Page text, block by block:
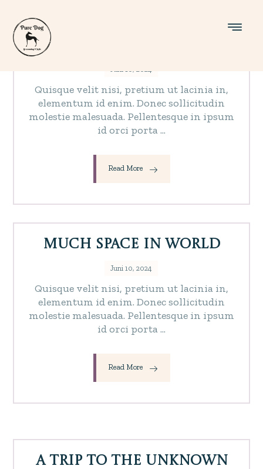
Juni 10, 2024
Quisque velit nisi, pretium ut lacinia in,
elementum id enim. Donec sollicitudin
molestie malesuada. Pellentesque in ipsum
id orci porta ...
Read More
Much Space in World
Juni 10, 2024
Quisque velit nisi, pretium ut lacinia in,
elementum id enim. Donec sollicitudin
molestie malesuada. Pellentesque in ipsum
id orci porta ...
Read More
A Trip to the Unknown